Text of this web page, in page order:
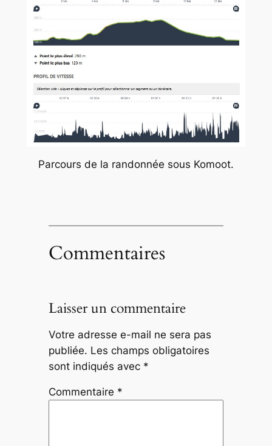
Parcours de la randonnée sous Komoot.
Commentaires
Laisser un commentaire
Votre adresse e-mail ne sera pas
publiée. Les champs obligatoires
sont indiqués avec *
Commentaire *